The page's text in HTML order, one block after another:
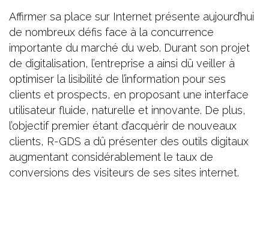
Affirmer sa place sur Internet présente aujourd’hui
de nombreux défis face à la concurrence
importante du marché du web. Durant son projet
de digitalisation, l’entreprise a ainsi dû veiller à
optimiser la lisibilité de l’information pour ses
clients et prospects, en proposant une interface
utilisateur fluide, naturelle et innovante. De plus,
l’objectif premier étant d’acquérir de nouveaux
clients, R-GDS a dû présenter des outils digitaux
augmentant considérablement le taux de
conversions des visiteurs de ses sites internet.